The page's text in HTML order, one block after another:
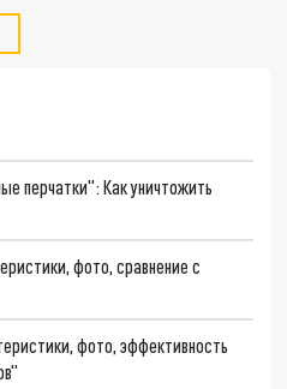
перчатки": Как уничтожить
фото, сравнение с
фото, эффективность